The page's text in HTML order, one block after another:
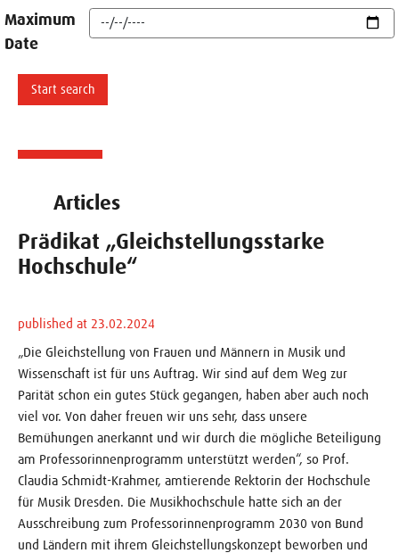
Maximum
Date
Articles
Prädikat „Gleichstellungsstarke
Hochschule“
published at 23.02.2024
„Die Gleichstellung von Frauen und Männern in Musik und
Wissenschaft ist für uns Auftrag. Wir sind auf dem Weg zur
Parität schon ein gutes Stück gegangen, haben aber auch noch
viel vor. Von daher freuen wir uns sehr, dass unsere
Bemühungen anerkannt und wir durch die mögliche Beteiligung
am Professorinnenprogramm unterstützt werden“, so Prof.
Claudia Schmidt-Krahmer, amtierende Rektorin der Hochschule
für Musik Dresden. Die Musikhochschule hatte sich an der
Ausschreibung zum Professorinnenprogramm 2030 von Bund
und Ländern mit ihrem Gleichstellungskonzept beworben und